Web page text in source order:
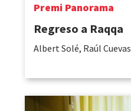
Premi Panorama
Regreso a Raqqa
Albert Solé, Raúl Cuevas